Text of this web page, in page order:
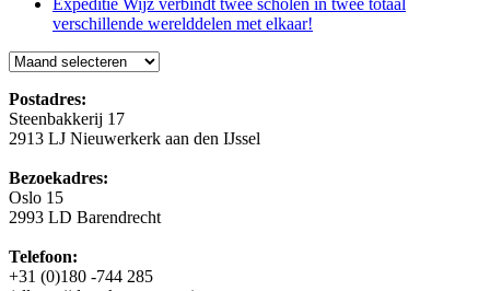
Expeditie Wijz verbindt twee scholen in twee totaal
verschillende werelddelen met elkaar!
Blog
Postadres:
Steenbakkerij 17
2913 LJ Nieuwerkerk aan den IJssel
Bezoekadres:
Oslo 15
2993 LD Barendrecht
Telefoon:
+31 (0)180 -744 285